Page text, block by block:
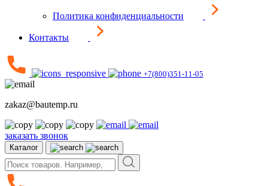
Политика конфиденциальности
Контакты
+7(800)351-11-05
zakaz@bautemp.ru
заказать звонок
Каталог